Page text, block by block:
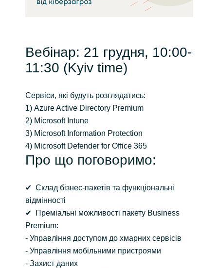
Lithuania
Middle East
Netherlands
Norway
Portugal
Вебінар: 21 грудня, 10:00-
11:30 (Kyiv time)
Про що поговоримо:
Сервіси, які будуть розглядатись:
1) Azure Active Directory Premium
2) Microsoft Intune
3) Microsoft Information Protection
4) Microsoft Defender for Office 365
✔ Склад бізнес-пакетів та функціональні
відмінності
✔ Преміальні можливості пакету Business
Premium:
- Управління доступом до хмарних сервісів
- Управління мобільними пристроями
- Захист даних